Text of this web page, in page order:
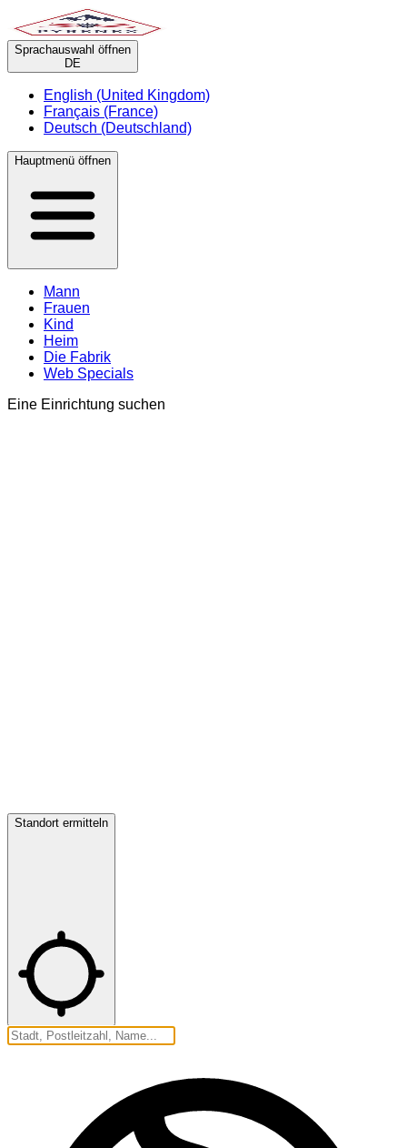
Sprachauswahl öffnen
DE
English (United Kingdom)
Français (France)
Deutsch (Deutschland)
Hauptmenü öffnen
Mann
Frauen
Kind
Heim
Die Fabrik
Web Specials
Eine Einrichtung suchen
Standort ermitteln